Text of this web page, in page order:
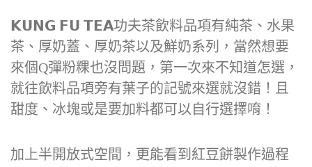
𝗞𝗨𝗡𝗚 𝗙𝗨 𝗧𝗘𝗔功夫茶飲料品項有純茶、水果
茶、厚奶蓋、厚奶茶以及鮮奶系列，當然想要
來個Q彈粉粿也沒問題，第一次來不知道怎選，
就往飲料品項旁有葉子的記號來選就沒錯！且
甜度、冰塊或是要加料都可以自行選擇唷！
加上半開放式空間，更能看到紅豆餅製作過程